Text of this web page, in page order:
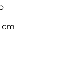
cm